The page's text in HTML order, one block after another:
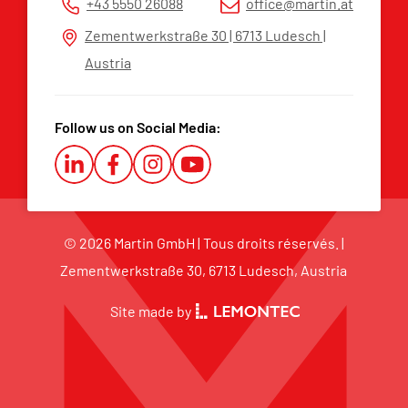
Plateforme d’alerte
Zementwerkstraße 30 | 6713 Ludesch |
Austria
Follow us on Social Media:
© 2026 Martin GmbH | Tous droits réservés. |
Zementwerkstraße 30, 6713 Ludesch, Austria
Site made by